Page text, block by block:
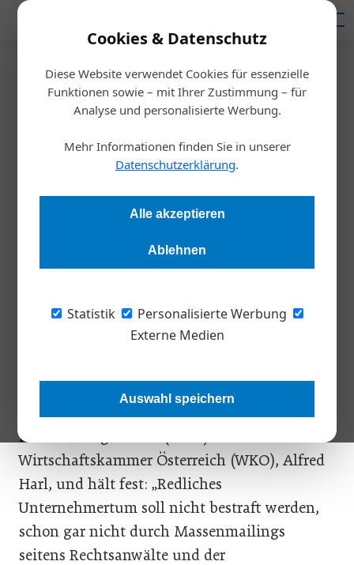
Cookies & Datenschutz
Diese Website verwendet Cookies für essenzielle
Funktionen sowie – mit Ihrer Zustimmung – für
Analyse und personalisierte Werbung.
Mehr Informationen finden Sie in unserer
Datenschutzerklärung.
Alle akzeptieren
Ablehnen
Statistik
Personalisierte Werbung
Externe Medien
Auswahl speichern
Startseite/Meldungen
Achtung: Abmahnwelle
Redaktion 25.08.2022, 15:13 Uhr
Hunderte Unternehmen wurden jüngst von einem Anwalt zu
Fachverband UBIT unterstützt nun den WKO-Musterprozess.
Datenschutz ja, Missbrauch nein! „Die
Mitgliedsbetriebe, Unternehmerinnen und
schnelles Körberlgeld“, sagt der Obmann des
Fachverband Unternehmensberatung,
Buchhaltung und IT (UBIT) der
Wirtschaftskammer Österreich (WKO), Alfred
Harl, und hält fest: „Redliches
Unternehmertum soll nicht bestraft werden,
schon gar nicht durch Massenmailings
seitens Rechtsanwälte und der